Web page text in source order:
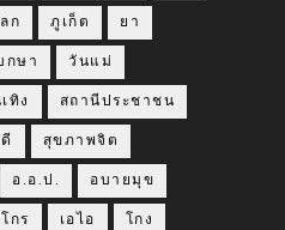
ก ภูเก็ต ยา
กษา วันแม่
ทิง สถานีประชาชน
สุขภาพจิต
อ.อ.ป. อบายมุข
กร เอไอ โกง